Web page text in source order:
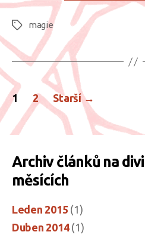
Štítkymagie
Stránkování
příspěvků
1 2 Starší→
Archiv článků na
měsících
Leden 2015 (1)
Duben 2014(1)